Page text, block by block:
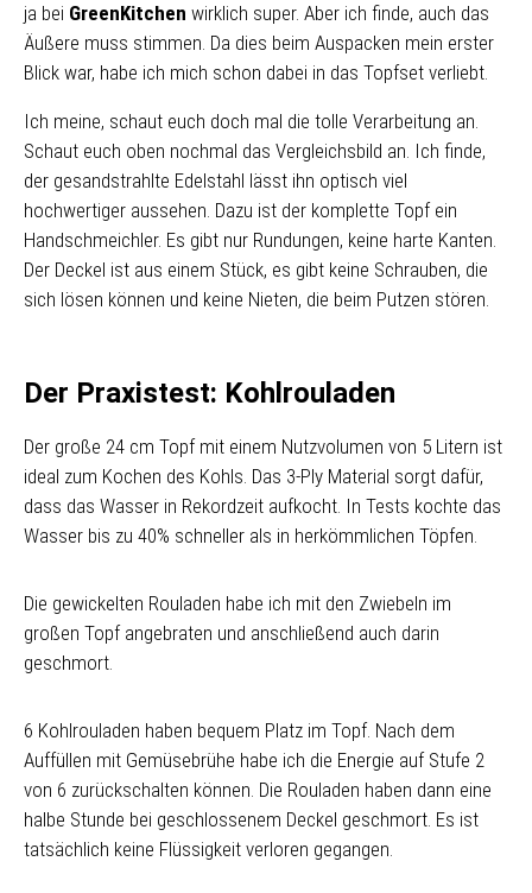
ja bei GreenKitchen wirklich super. Aber ich finde, auch das
Äußere muss stimmen. Da dies beim Auspacken mein erster
Blick war, habe ich mich schon dabei in das Topfset verliebt.
Ich meine, schaut euch doch mal die tolle Verarbeitung an.
Schaut euch oben nochmal das Vergleichsbild an. Ich finde,
der gesandstrahlte Edelstahl lässt ihn optisch viel
hochwertiger aussehen. Dazu ist der komplette Topf ein
Handschmeichler. Es gibt nur Rundungen, keine harte Kanten.
Der Deckel ist aus einem Stück, es gibt keine Schrauben, die
sich lösen können und keine Nieten, die beim Putzen stören.
Der Praxistest: Kohlrouladen
Der große 24 cm Topf mit einem Nutzvolumen von 5 Litern ist
ideal zum Kochen des Kohls. Das 3-Ply Material sorgt dafür,
dass das Wasser in Rekordzeit aufkocht. In Tests kochte das
Wasser bis zu 40% schneller als in herkömmlichen Töpfen.
Die gewickelten Rouladen habe ich mit den Zwiebeln im
großen Topf angebraten und anschließend auch darin
geschmort.
6 Kohlrouladen haben bequem Platz im Topf. Nach dem
Auffüllen mit Gemüsebrühe habe ich die Energie auf Stufe 2
von 6 zurückschalten können. Die Rouladen haben dann eine
halbe Stunde bei geschlossenem Deckel geschmort. Es ist
tatsächlich keine Flüssigkeit verloren gegangen.